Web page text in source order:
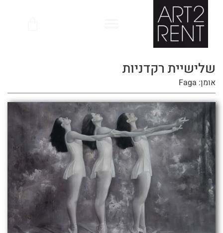
שלישיית רקדניות
אומן: Faga